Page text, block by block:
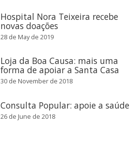
Hospital Nora Teixeira recebe
novas doações
28 de May de 2019
Loja da Boa Causa: mais uma
forma de apoiar a Santa Casa
30 de November de 2018
Consulta Popular: apoie a saúde
26 de June de 2018